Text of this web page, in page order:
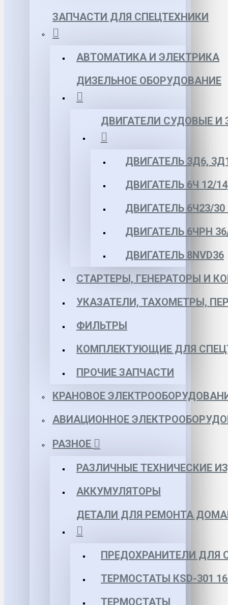
ЗАПЧАСТИ ДЛЯ СПЕЦТЕХНИКИ
АВТОМАТИКА И ЭЛЕКТРИКА
ДИЗЕЛЬНОЕ ОБОРУДОВАНИЕ
ДВИГАТЕЛИ СУДОВЫЕ И
ДВИГАТЕЛЬ 3Д6,
ДВИГАТЕЛЬ 6Ч 12/14
ДВИГАТЕЛЬ 6Ч23/30
ДВИГАТЕЛЬ 6ЧРН
ДВИГАТЕЛЬ 8NVD36
СТАРТЕРЫ, ГЕНЕРАТОРЫ И
УКАЗАТЕЛИ, ТАХОМЕТРЫ,
ФИЛЬТРЫ
КОМПЛЕКТУЮЩИЕ ДЛЯ
ПРОЧИЕ ЗАПЧАСТИ
КРАНОВОЕ
АВИАЦИОННОЕ
РАЗНОЕ
РАЗЛИЧНЫЕ ТЕХНИЧЕСКИЕ
АККУМУЛЯТОРЫ
ДЕТАЛИ ДЛЯ РЕМОНТА
ПРЕДОХРАНИТЕЛИ ДЛЯ
ТЕРМОСТАТЫ КSD-301
ТЕРМОСТАТЫ